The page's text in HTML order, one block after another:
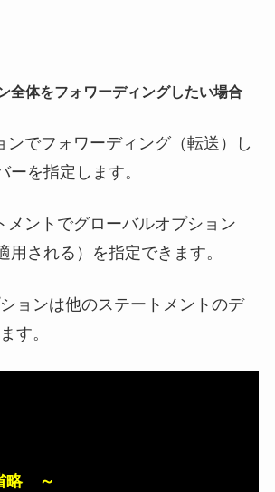
全体をフォワーディングしたい場合
ンでフォワーディング（転送）し
ーを指定します。
メントでグローバルオプション
用される）を指定できます。
ョンは他のステートメントのデ
す。
～